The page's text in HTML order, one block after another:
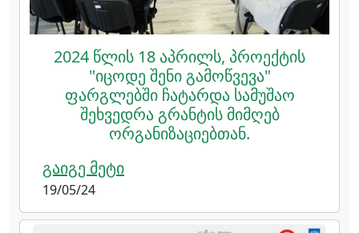
2024 წლის 18 აპრილს, პროექტის
"იცოდე შენი გამოწვევა"
ფარგლებში ჩატარდა სამუშაო
შეხვედრა გრანტის მიმღებ
ორგანიზაციებთან.
გაიგე მეტი
19/05/24